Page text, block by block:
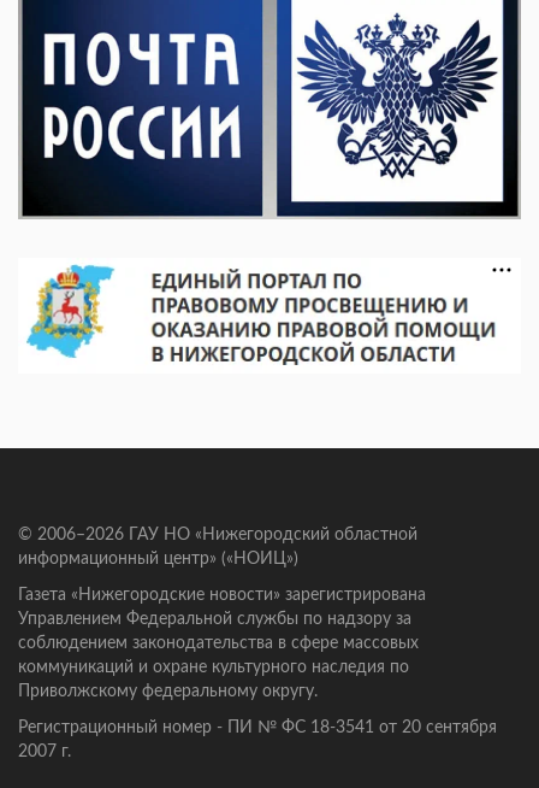
© 2006–2026 ГАУ НО «Нижегородский областной
информационный центр» («НОИЦ»)
Газета «Нижегородские новости» зарегистрирована
Управлением Федеральной службы по надзору за
соблюдением законодательства в сфере массовых
коммуникаций и охране культурного наследия по
Приволжскому федеральному округу.
Регистрационный номер - ПИ № ФС 18-3541 от 20 сентября
2007 г.